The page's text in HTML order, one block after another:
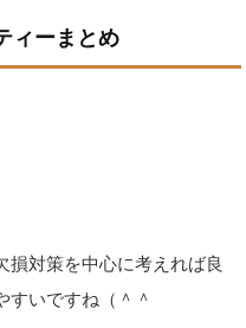
ィーまとめ
損対策を中心に考えれば良
すいですね（＾＾